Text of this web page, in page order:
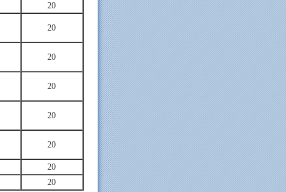
20
20
20
20
20
20
20
20